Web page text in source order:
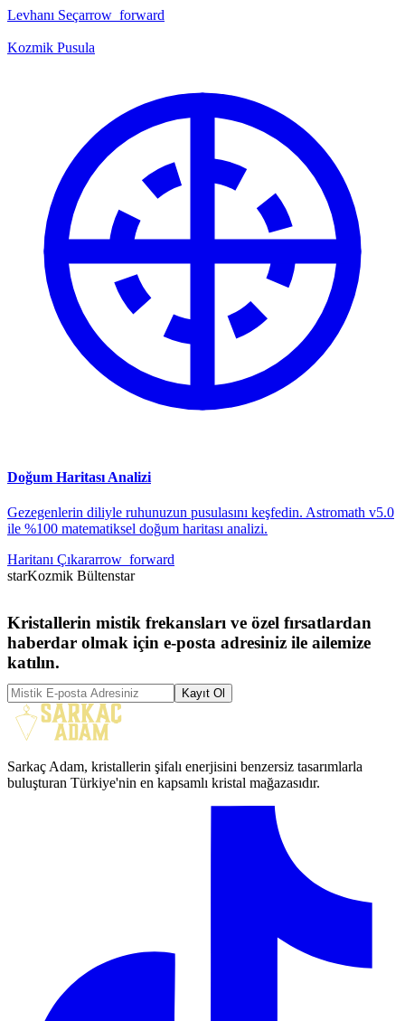
Levhanı Seçarrow_forward
Kozmik Pusula
Doğum Haritası Analizi
Gezegenlerin diliyle ruhunuzun pusulasını keşfedin. Astromath v5.0
ile %100 matematiksel doğum haritası analizi.
Haritanı Çıkararrow_forward
starKozmik Bültenstar
Kristallerin mistik frekansları ve özel fırsatlardan
haberdar olmak için e-posta adresiniz ile ailemize
katılın.
Kayıt Ol
Sarkaç Adam, kristallerin şifalı enerjisini benzersiz tasarımlarla
buluşturan Türkiye'nin en kapsamlı kristal mağazasıdır.